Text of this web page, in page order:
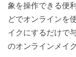
象を操作できる便
どでオンラインを
イクにするだけで
のオンラインメイ